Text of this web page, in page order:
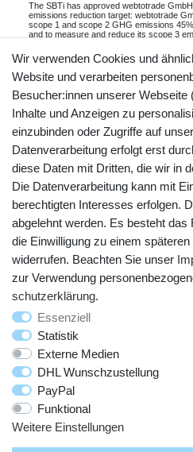
The SBTi has approved webtotrade
emissions reduction target: webtotrade
scope 1 and scope 2 GHG emissions
and to measure and reduce its scope 3
Informationen
Vertrag widerrufen
YouTube
© Copyright 2025 webtotrade
Wir verwenden Cookies und
Website und verarbeiten
Besucher:innen unserer
Inhalte und Anzeigen zu
einzubinden oder Zugriffe auf
Datenverarbeitung erfolgt erst
diese Daten mit Dritten, die wir in
Die Datenverarbeitung kann mit
berechtigten Interesses erfolgen.
abgelehnt werden. Es besteht das
die Einwilligung zu einem
widerrufen. Beachten Sie unser
zur Verwendung
schutz­erklärung.
Essenziell
Statistik
Externe Medien
DHL Wunschzustellung
PayPal
Funktional
Weitere Einstellungen